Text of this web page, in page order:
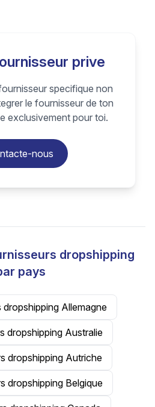
prive
specifique non
le fournisseur de ton
exclusivement pour toi.
nous
dropshipping
pays
dropshipping Allemagne
dropshipping Australie
dropshipping Autriche
dropshipping Belgique